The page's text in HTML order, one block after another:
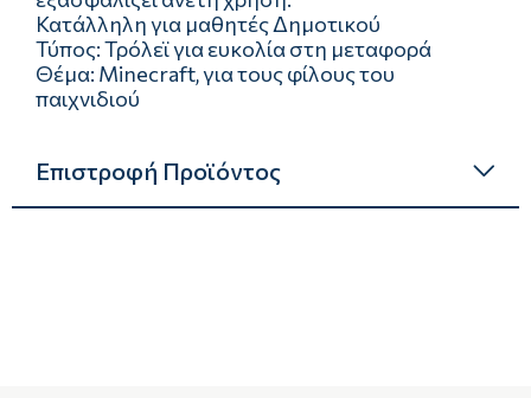
Κατάλληλη για μαθητές Δημοτικού
Τύπος: Τρόλεϊ για ευκολία στη μεταφορά
Θέμα: Minecraft, για τους φίλους του
παιχνιδιού
Επιστροφή Προϊόντος